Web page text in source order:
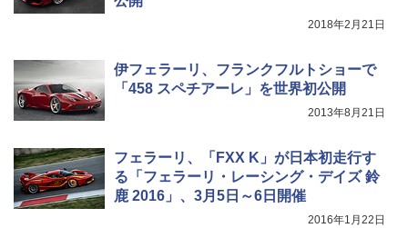
2018年2月21日
伊フェラーリ、フランクフルトショーで
「458 スペチアーレ」を世界初公開
2013年8月21日
フェラーリ、「FXX K」が日本初走行す
る「フェラーリ・レーシング・デイズ 鈴
鹿 2016」、3月5日～6日開催
2016年1月22日